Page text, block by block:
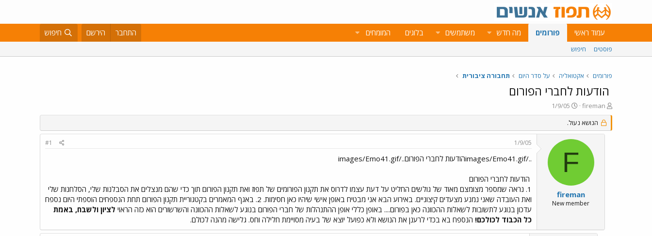
עמוד ראשי פורומים מה חדש משתמשים בלוגים המומחים התחבר הירשם חיפוש
פוסטים חיפוש
פורומים אקטואליה על סדר היום תחבורה ציבורית
הודעות לחברי הפורום
פ
ו
ת
ח
fireman
פ
ו
ר
ס
ם
ת
א
ר
י
ך
1/9/05
הנושא נעול.
F
fireman
New member
1/9/05
#1
../images/Emo41.gifהודעות לחברי הפורום../images/Emo41.gif
הודעות לחברי הפורום
1. נראה שמספר מצומצם מאוד של גולשים החליט על דעת עצמו לדרוס את תקנון הפורומים של תפוז ואת תקנון הפורום תוך כדי שהם מנצלים את הסבלנות שלי, הסלחנות שלי
ואת העובדה שאני נמנע מצעדים קיצוניים. באירוע הבא אני מבטיח באופן אישי שיהיו כאן חסימות. 2. באגף המאמרים בקטגוריית תקנון הפורום תחת הנספחים הוספתי היום נספח
עדכון בנוגע לתשובות לשאלות ההכוונה כאן בפורום.... באופן כללי אופן ההתנהלות של חברי הפורום בנוגע לשאלות ההכוונה והשרשורים הוא כזה הראוי לציון ולשבח, באמת
כל הכבוד לכולכם! הנספח בא בכדי לרענן את הנושא ולא כפועל יוצא של בעיה מסויימת חלילה וחס. גלישה מהנה לכולם.